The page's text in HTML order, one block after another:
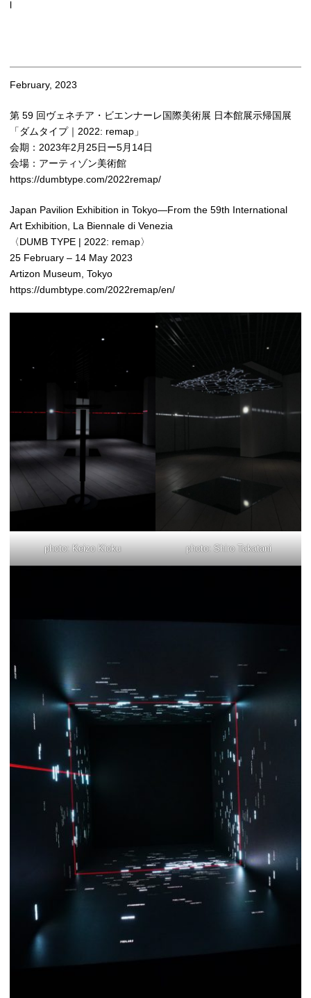
l
February, 2023
第 59 回ヴェネチア・ビエンナーレ国際美術展 日本館展示帰国展
「ダムタイプ｜2022: remap」
会期：2023年2月25日ー5月14日
会場：アーティゾン美術館
https://dumbtype.com/2022remap/
Japan Pavilion Exhibition in Tokyo—From the 59th International
Art Exhibition, La Biennale di Venezia
〈DUMB TYPE | 2022: remap〉
25 February – 14 May 2023
Artizon Museum, Tokyo
https://dumbtype.com/2022remap/en/
photo: Keizo Kioku photo: Shiro Takatani